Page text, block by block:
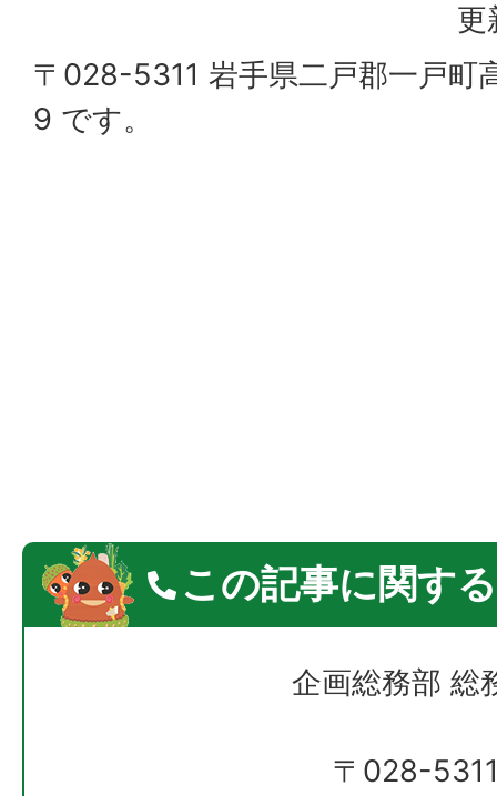
更
〒028-5311 岩手県二戸郡一戸町
9 です。
この記事に関す
企画総務部 総
〒028-